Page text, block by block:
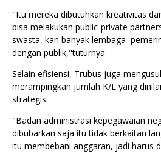
"Itu mereka dibutuhkan kreativitas
bisa melakukan public-private
swasta, kan banyak lembaga
dengan publik,"tuturnya.
Selain efisiensi, Trubus juga
merampingkan jumlah K/L yang
strategis.
"Badan administrasi kepegawaian
dibubarkan saja itu tidak berkaitan
itu membebani anggaran, jadi harus